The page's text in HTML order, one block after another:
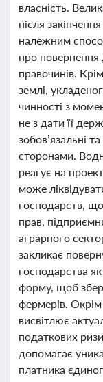
власність.
після
належним
про повернення
правочинів.
землі,
чинності з
не з дати її
зобов’язальні
сторонами.
реагує на
може
господарств,
прав,
аграрного
закликає
господарства
форму, щоб
фермерів.
висвітлює
податкових
допомагає
платника